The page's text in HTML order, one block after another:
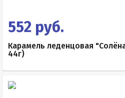
552 руб.
Карамель леденцовая
44г)